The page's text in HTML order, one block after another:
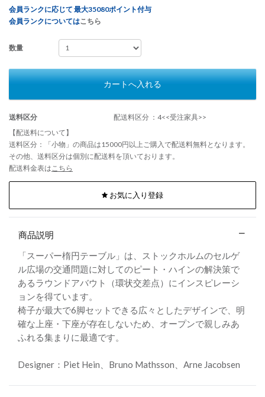
会員ランクに応じて 最大35080ポイント付与
会員ランクについてはこちら
数量
カートへ入れる
送料区分
配送料区分 ：4<<受注家具>>
【配送料について】
送料区分：「小物」の商品は15000円以上ご購入で配送料無料となります。
その他、送料区分は個別に配送料を頂いております。
配送料金表は こちら
お気に入り登録
商品説明
「スーパー楕円テーブル」は、ストックホルムのセルゲ
ル広場の交通問題に対してのピート・ハインの解決策で
あるラウンドアバウト（環状交差点）にインスピレーシ
ョンを得ています。
椅子が最大で6脚セットできる広々としたデザインで、明
確な上座・下座が存在しないため、オープンで親しみあ
ふれる集まりに最適です。
Designer：Piet Hein、Bruno Mathsson、Arne Jacobsen